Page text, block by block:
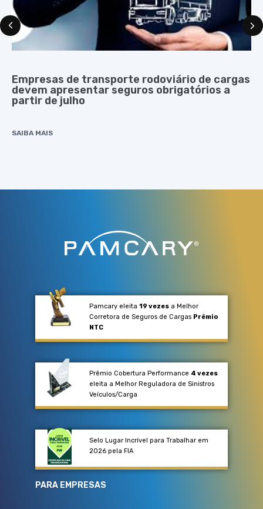
Empresas de transporte rodoviário de cargas
devem apresentar seguros obrigatórios a
partir de julho
SAIBA MAIS
Pamcary eleita 19 vezes a Melhor
Corretora de Seguros de Cargas Prêmio
NTC
Prêmio Cobertura Performance 4 vezes
eleita a Melhor Reguladora de Sinistros
Veículos/Carga​
Selo Lugar Incrível para Trabalhar em
2026 pela FIA
PARA EMPRESAS